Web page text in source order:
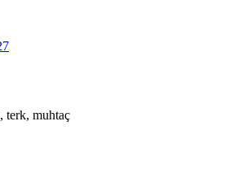
terk, muhtaç